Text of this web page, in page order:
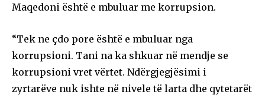
Maqedoni është e mbuluar me korrupsion.
“Tek ne çdo pore është e mbuluar nga
korrupsioni. Tani na ka shkuar në mendje se
korrupsioni vret vërtet. Ndërgjegjësimi i
zyrtarëve nuk ishte në nivele të larta dhe qytetarët